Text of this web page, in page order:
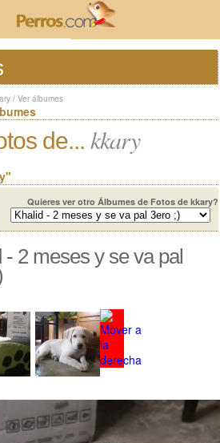
/ Ver álbumes
de... kkary
Quieres ver otro Álbumes de Fotos de kkary?
- 2 meses y se va pal